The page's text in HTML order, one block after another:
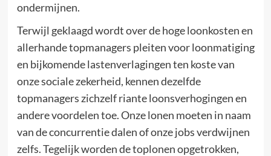
ondermijnen.
Terwijl geklaagd wordt over de hoge loonkosten en
allerhande topmanagers pleiten voor loonmatiging
en bijkomende lastenverlagingen ten koste van
onze sociale zekerheid, kennen dezelfde
topmanagers zichzelf riante loonsverhogingen en
andere voordelen toe. Onze lonen moeten in naam
van de concurrentie dalen of onze jobs verdwijnen
zelfs. Tegelijk worden de toplonen opgetrokken,